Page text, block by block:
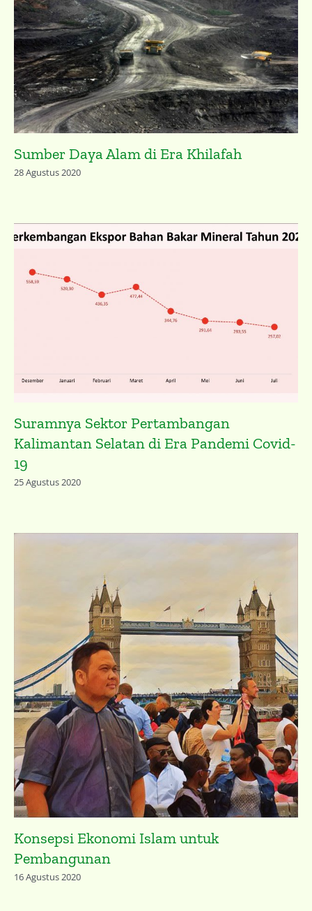
Sumber Daya Alam di Era Khilafah
28 Agustus 2020
Suramnya Sektor Pertambangan
Kalimantan Selatan di Era Pandemi Covid-
19
25 Agustus 2020
Konsepsi Ekonomi Islam untuk
Pembangunan
16 Agustus 2020